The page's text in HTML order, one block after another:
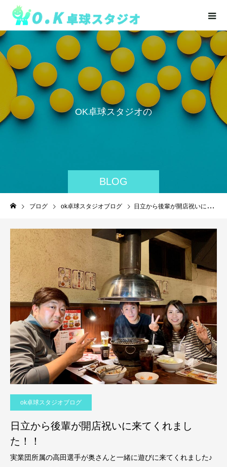
BLOG
卓球スタ ジ オの
活
ブログ ok卓球スタジオブログ 日立から後輩が開店祝いに来てくれました！！
ok卓球スタジオブログ
日立から後輩が開店祝いに来てくれまし
た！！
実業団所属の高田選手が奥さんと一緒に遊びに来てくれました♪